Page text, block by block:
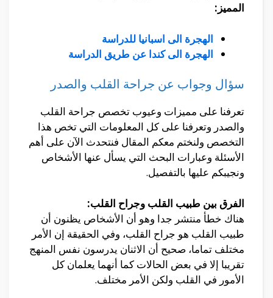
المميز:
الهجرة الى اسبانيا للدراسة
الهجرة الى كندا عن طريق الدراسة
سؤال وجواب عن جراحة القلب والصدر
تعرفنا على مميزات وعيوب تخصص جراحة القلب
والصدر وتعرفنا على كل المعلومات التي تخص هذا
التخصص ولنختم معكم المقال فنتحدث الآن على أهم
الأسئلة وعبارات البحث التي يسأل عنها الأشخاص
ونجيبكم عليها بالتفصيل.
الفرق بين طبيب القلب وجراح القلب:
هناك خطأ منتشر جدا وهو أن الأشخاص يظنون أن
طبيب القلب هو جراح القلب، وفي الحقيقة إن الأمر
مختلف تماما، صحيح أن الاثنان يدرسون نفس المنهج
تقريبا إلا في بعض الحالات كما أنهما يعلمان كل
الأمور في القلب ولكن الأمر مختلف.